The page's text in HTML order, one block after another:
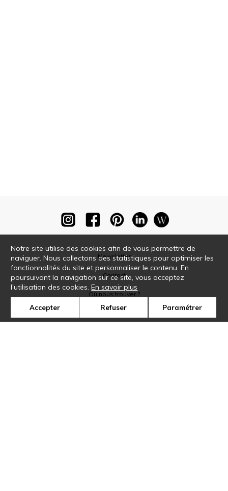
Newsletter
Contact
Où nous trouver ?
Notre site utilise des cookies afin de vous permettre de
naviguer. Nous collectons des statistiques pour optimiser les
fonctionnalités du site et personnaliser le contenu. En
poursuivant la navigation sur ce site, vous acceptez
l'utilisation des cookies.En savoir plus
Accepter Refuser Paramétrer